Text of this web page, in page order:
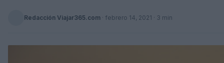
Redacción Viajar365.com · febrero 14, 2021 · 3 min